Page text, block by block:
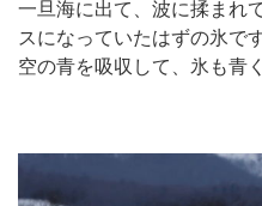
一旦海に出て、波に揉まれ
スになっていたはずの氷で
空の青を吸収して、氷も青